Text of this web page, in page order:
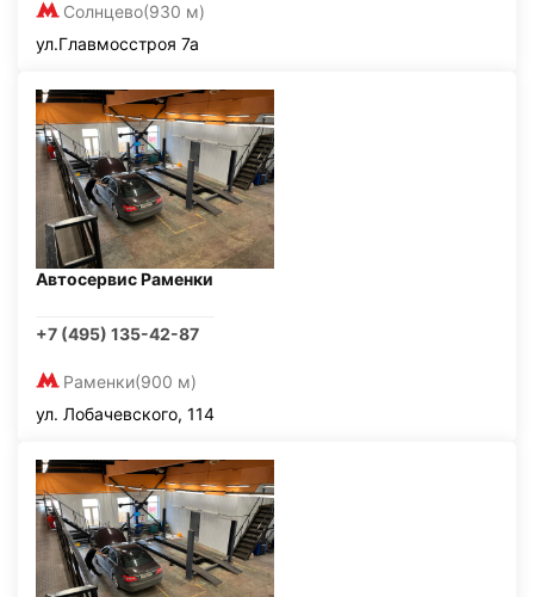
Солнцево(930 м)
ул.Главмосстроя 7а
Автосервис Раменки
+7 (495) 135-42-87
Раменки(900 м)
ул. Лобачевского, 114